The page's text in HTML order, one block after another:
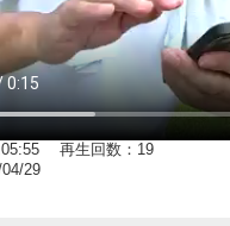
再生回数：19
29